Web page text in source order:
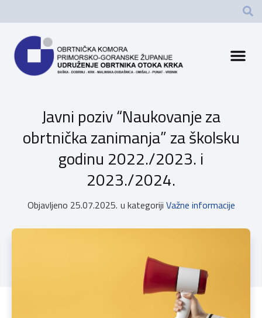
Javni poziv “Naukovanje za
obrtnička zanimanja” za školsku
godinu 2022./2023. i
2023./2024.
Objavljeno 25.07.2025. u kategoriji Važne informacije